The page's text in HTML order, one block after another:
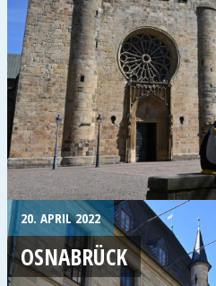
20. APRIL 2022
OSNABRÜCK